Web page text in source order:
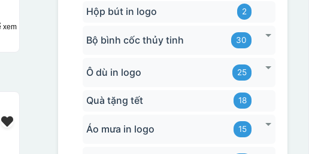
xem
Hộp bút in logo 2
Bộ bình cốc thủy tinh 30
Ô dù in logo 25
Quà tặng tết 18
Áo mưa in logo 15